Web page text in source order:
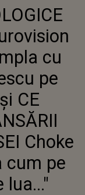
SE VA
CĂPITĂNESCU
ASCUNDE ZIUA
CHOKE
PE ULTIMA
cu
pe
CE
Choke
cum pe